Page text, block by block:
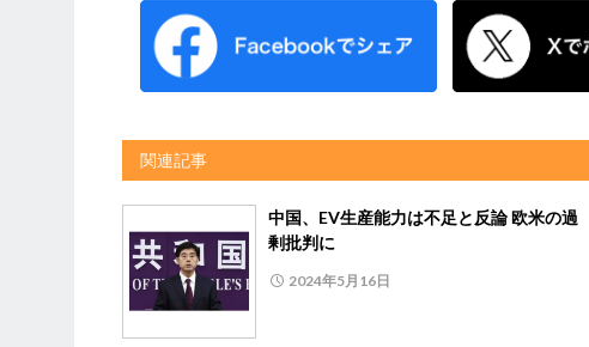
関連記事
中国、EV生産能力は不足と反論 欧米の過
剰批判に
2024年5月16日